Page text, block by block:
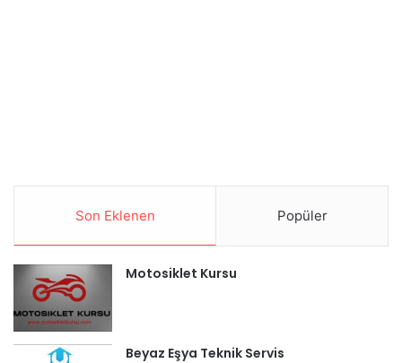
Son Eklenen Popüler
Motosiklet Kursu
Beyaz Eşya Teknik Servis